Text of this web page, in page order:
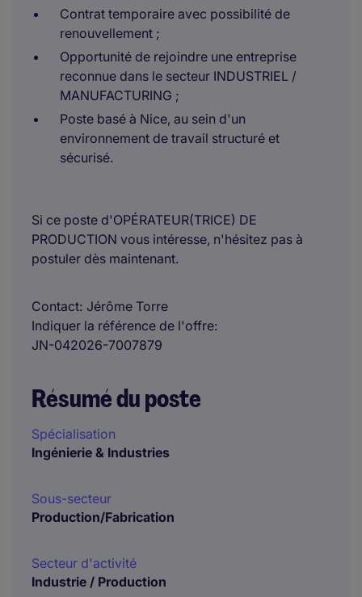
Contrat temporaire avec possibilité de
renouvellement ;
Opportunité de rejoindre une entreprise
reconnue dans le secteur INDUSTRIEL /
MANUFACTURING ;
Poste basé à Nice, au sein d'un
environnement de travail structuré et
sécurisé.
Si ce poste d'OPÉRATEUR(TRICE) DE
PRODUCTION vous intéresse, n'hésitez pas à
postuler dès maintenant.
Contact Jérôme Torre
Indiquer la référence de l'offre
JN-042026-7007879
Résumé du poste
Spécialisation
Ingénierie & Industries
Sous-secteur
Production/Fabrication
Secteur d'activité
Industrie / Production